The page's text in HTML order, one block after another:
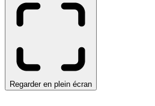
Regarder en plein écran